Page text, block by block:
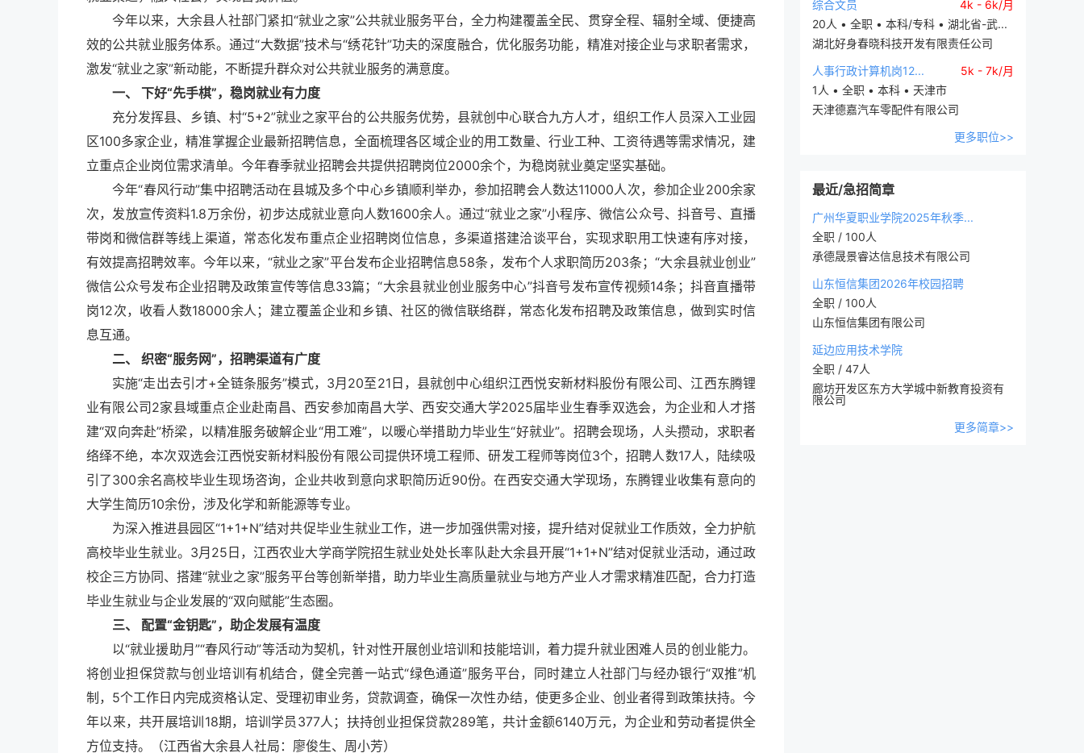
综合文员
4k - 6k/月
20人 • 全职 • 本科/专科 • 湖北省-武...
湖北好身春晓科技开发有限责任公司
人事行政计算机岗12...
5k - 7k/月
1人 • 全职 • 本科 • 天津市
天津德嘉汽车零配件有限公司
更多职位>>
最近/急招简章
广州华夏职业学院2025年秋季...
全职 / 100人
承德晟景睿达信息技术有限公司
山东恒信集团2026年校园招聘
全职 / 100人
山东恒信集团有限公司
延边应用技术学院
全职 / 47人
廊坊开发区东方大学城中新教育投资有
限公司
更多简章>>
今年以来，大余县人社部门紧扣“就业之家”公共就业服务平台，全力构建覆盖全民、贯穿全程、辐射全域、便捷高
效的公共就业服务体系。通过“大数据”技术与“绣花针”功夫的深度融合，优化服务功能，精准对接企业与求职者需求，
激发“就业之家”新动能，不断提升群众对公共就业服务的满意度。
一、 下好“先手棋”，稳岗就业有力度
充分发挥县、乡镇、村“5+2”就业之家平台的公共服务优势，县就创中心联合九方人才，组织工作人员深入工业园
区100多家企业，精准掌握企业最新招聘信息，全面梳理各区域企业的用工数量、行业工种、工资待遇等需求情况，建
立重点企业岗位需求清单。今年春季就业招聘会共提供招聘岗位2000余个，为稳岗就业奠定坚实基础。
今年“春风行动”集中招聘活动在县城及多个中心乡镇顺利举办，参加招聘会人数达11000人次，参加企业200余家
次，发放宣传资料1.8万余份，初步达成就业意向人数1600余人。通过“就业之家”小程序、微信公众号、抖音号、直播
带岗和微信群等线上渠道，常态化发布重点企业招聘岗位信息，多渠道搭建洽谈平台，实现求职用工快速有序对接，
有效提高招聘效率。今年以来，“就业之家”平台发布企业招聘信息58条，发布个人求职简历203条；“大余县就业创业”
微信公众号发布企业招聘及政策宣传等信息33篇；“大余县就业创业服务中心”抖音号发布宣传视频14条；抖音直播带
岗12次，收看人数18000余人；建立覆盖企业和乡镇、社区的微信联络群，常态化发布招聘及政策信息，做到实时信
息互通。
二、 织密“服务网”，招聘渠道有广度
实施“走出去引才+全链条服务”模式，3月20至21日，县就创中心组织江西悦安新材料股份有限公司、江西东腾锂
业有限公司2家县域重点企业赴南昌、西安参加南昌大学、西安交通大学2025届毕业生春季双选会，为企业和人才搭
建“双向奔赴”桥梁，以精准服务破解企业“用工难”，以暖心举措助力毕业生“好就业”。招聘会现场，人头攒动，求职者
络绎不绝，本次双选会江西悦安新材料股份有限公司提供环境工程师、研发工程师等岗位3个，招聘人数17人，陆续吸
引了300余名高校毕业生现场咨询，企业共收到意向求职简历近90份。在西安交通大学现场，东腾锂业收集有意向的
大学生简历10余份，涉及化学和新能源等专业。
为深入推进县园区“1+1+N”结对共促毕业生就业工作，进一步加强供需对接，提升结对促就业工作质效，全力护航
高校毕业生就业。3月25日，江西农业大学商学院招生就业处处长率队赴大余县开展“1+1+N”结对促就业活动，通过政
校企三方协同、搭建“就业之家”服务平台等创新举措，助力毕业生高质量就业与地方产业人才需求精准匹配，合力打造
毕业生就业与企业发展的“双向赋能”生态圈。
三、 配置“金钥匙”，助企发展有温度
以“就业援助月”“春风行动”等活动为契机，针对性开展创业培训和技能培训，着力提升就业困难人员的创业能力。
将创业担保贷款与创业培训有机结合，健全完善一站式“绿色通道”服务平台，同时建立人社部门与经办银行“双推”机
制，5个工作日内完成资格认定、受理初审业务，贷款调查，确保一次性办结，使更多企业、创业者得到政策扶持。今
年以来，共开展培训18期，培训学员377人；扶持创业担保贷款289笔，共计金额6140万元，为企业和劳动者提供全
方位支持。
（江西省大余县人社局：廖俊生、周小芳‌‌‌）